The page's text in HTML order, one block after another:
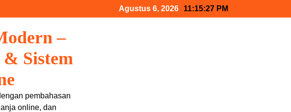
Agustus 6, 2026 11:15:28 PM
–
Sistem
pembahasan
online, dan